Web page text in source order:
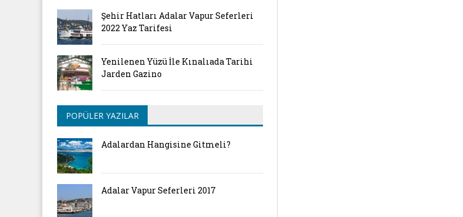
Şehir Hatları Adalar Vapur Seferleri
2022 Yaz Tarifesi
Yenilenen Yüzü İle Kınalıada Tarihi
Jarden Gazino
POPÜLER YAZILAR
Adalardan Hangisine Gitmeli?
Adalar Vapur Seferleri 2017